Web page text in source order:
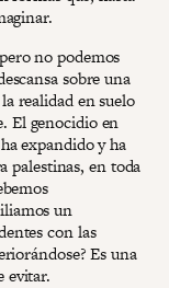
no podemos
sobre una
realidad en suelo
El genocidio en
expandido y ha
palestinas, en toda
un
con las
Es una
evitar.